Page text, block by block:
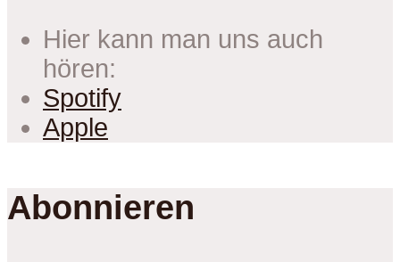
Hier kann man uns auch
hören:
Spotify
Apple
Abonnieren